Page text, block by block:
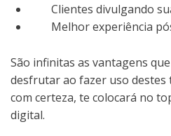
Clientes divulgando
Melhor experiência
São infinitas as vantagens
desfrutar ao fazer uso destes
com certeza, te colocará no
digital.